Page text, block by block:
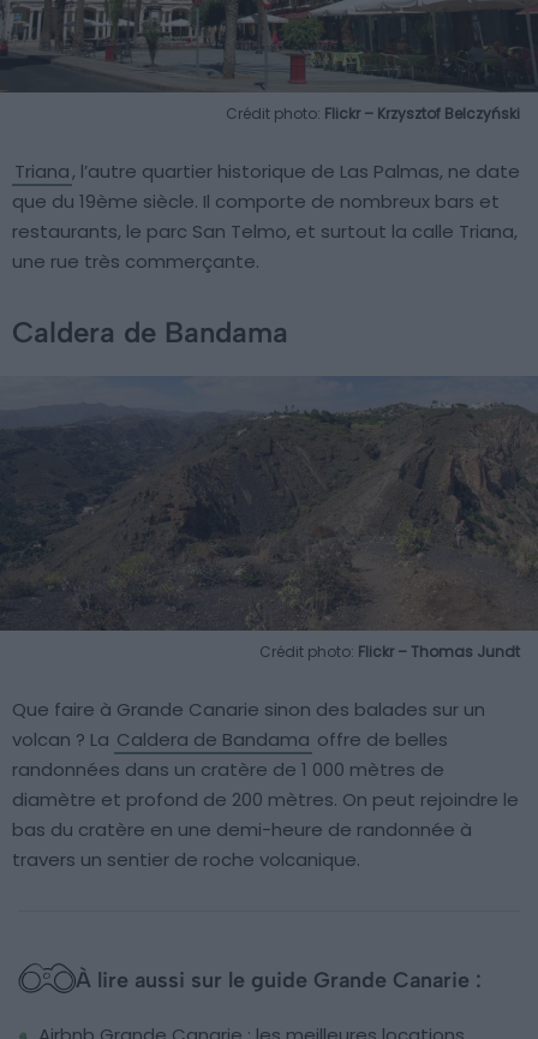
Crédit photo: Flickr – Krzysztof Belczyński
Triana, l’autre quartier historique de Las Palmas, ne date
que du 19ème siècle. Il comporte de nombreux bars et
restaurants, le parc San Telmo, et surtout la calle Triana,
une rue très commerçante.
Caldera de Bandama
Crédit photo: Flickr – Thomas Jundt
Que faire à Grande Canarie sinon des balades sur un
volcan ? La Caldera de Bandama offre de belles
randonnées dans un cratère de 1 000 mètres de
diamètre et profond de 200 mètres. On peut rejoindre le
bas du cratère en une demi-heure de randonnée à
travers un sentier de roche volcanique.
À lire aussi sur le guide Grande Canarie :